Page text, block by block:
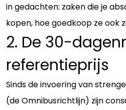
in gedachten: zaken die je
kopen, hoe goedkoop ze ook
2. De 30-
referentieprijs
Sinds de invoering van
(de Omnibusrichtlijn) zijn